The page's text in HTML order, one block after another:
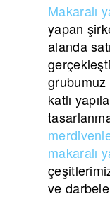
Makaralı
yapan
alanda
katlı
makaralı
ve